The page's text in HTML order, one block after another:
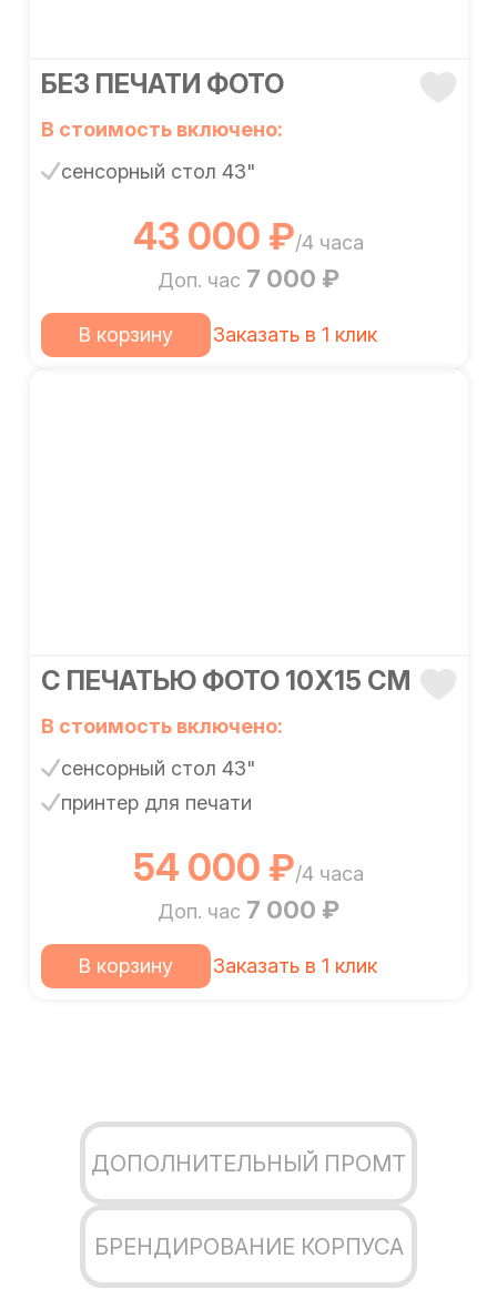
БЕЗ ПЕЧАТИ ФОТО
В стоимость включено:
сенсорный стол 43"
43 000 ₽/4 часа
Доп. час 7 000 ₽
В корзину Заказать в 1 клик
С ПЕЧАТЬЮ ФОТО 10Х15 СМ
В стоимость включено:
сенсорный стол 43"
принтер для печати
54 000 ₽/4 часа
Доп. час 7 000 ₽
В корзину Заказать в 1 клик
ДОПОЛНИТЕЛЬНЫЙ ПРОМТ
БРЕНДИРОВАНИЕ КОРПУСА